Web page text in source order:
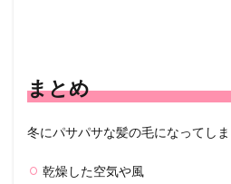
まとめ
冬にパサパサな髪の毛になってし
乾燥した空気や風